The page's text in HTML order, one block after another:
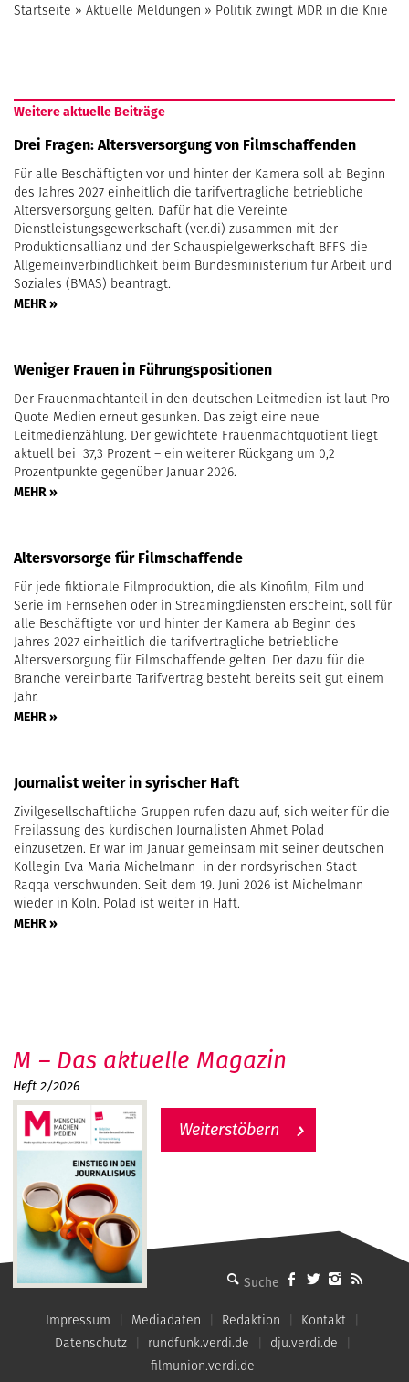
Startseite » Aktuelle Meldungen » Politik zwingt MDR in die Knie
Weitere aktuelle Beiträge
Drei Fragen: Altersversorgung von Filmschaffenden
Für alle Beschäftigten vor und hinter der Kamera soll ab Beginn
des Jahres 2027 einheitlich die tarifvertragliche betriebliche
Altersversorgung gelten. Dafür hat die Vereinte
Dienstleistungsgewerkschaft (ver.di) zusammen mit der
Produktionsallianz und der Schauspielgewerkschaft BFFS die
Allgemeinverbindlichkeit beim Bundesministerium für Arbeit und
Soziales (BMAS) beantragt.
MEHR »
Weniger Frauen in Führungspositionen
Der Frauenmachtanteil in den deutschen Leitmedien ist laut Pro
Quote Medien erneut gesunken. Das zeigt eine neue
Leitmedienzählung. Der gewichtete Frauenmachtquotient liegt
aktuell bei 37,3 Prozent – ein weiterer Rückgang um 0,2
Prozentpunkte gegenüber Januar 2026.
MEHR »
Altersvorsorge für Filmschaffende
Für jede fiktionale Filmproduktion, die als Kinofilm, Film und
Serie im Fernsehen oder in Streamingdiensten erscheint, soll für
alle Beschäftigte vor und hinter der Kamera ab Beginn des
Jahres 2027 einheitlich die tarifvertragliche betriebliche
Altersversorgung für Filmschaffende gelten. Der dazu für die
Branche vereinbarte Tarifvertrag besteht bereits seit gut einem
Jahr.
MEHR »
Journalist weiter in syrischer Haft
Zivilgesellschaftliche Gruppen rufen dazu auf, sich weiter für die
Freilassung des kurdischen Journalisten Ahmet Polad
einzusetzen. Er war im Januar gemeinsam mit seiner deutschen
Kollegin Eva Maria Michelmann in der nordsyrischen Stadt
Raqqa verschwunden. Seit dem 19. Juni 2026 ist Michelmann
wieder in Köln. Polad ist weiter in Haft.
MEHR »
MMM - Menschen machen Medien
M – Das aktuelle Magazin
Heft 2/2026
Weiterstöbern
Impressum Mediadaten Redaktion
Kontakt
Datenschutz
rundfunk.verdi.de
dju.verdi.de
filmunion.verdi.de